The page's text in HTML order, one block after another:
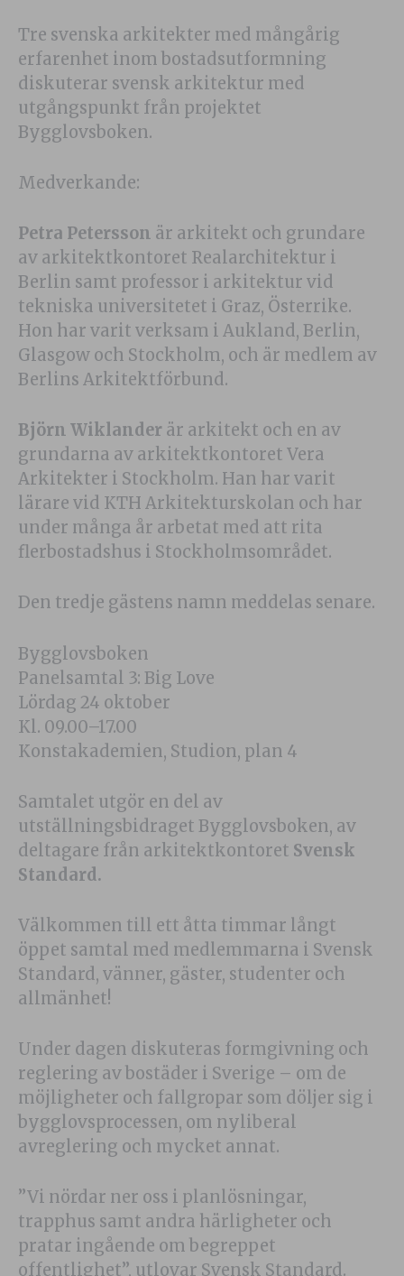
Tre svenska arkitekter med mångårig
erfarenhet inom bostadsutformning
diskuterar svensk arkitektur med
utgångspunkt från projektet
Bygglovsboken.
Medverkande:
Petra Petersson är arkitekt och grundare
av arkitektkontoret Realarchitektur i
Berlin samt professor i arkitektur vid
tekniska universitetet i Graz, Österrike.
Hon har varit verksam i Aukland, Berlin,
Glasgow och Stockholm, och är medlem av
Berlins Arkitektförbund.
Björn Wiklander är arkitekt och en av
grundarna av arkitektkontoret Vera
Arkitekter i Stockholm. Han har varit
lärare vid KTH Arkitekturskolan och har
under många år arbetat med att rita
flerbostadshus i Stockholmsområdet.
Den tredje gästens namn meddelas senare.
Bygglovsboken
Panelsamtal 3: Big Love
Lördag 24 oktober
Kl. 09.00–17.00
Konstakademien, Studion, plan 4
Samtalet utgör en del av
utställningsbidraget Bygglovsboken, av
deltagare från arkitektkontoret Svensk
Standard.
Välkommen till ett åtta timmar långt
öppet samtal med medlemmarna i Svensk
Standard, vänner, gäster, studenter och
allmänhet!
Under dagen diskuteras formgivning och
reglering av bostäder i Sverige – om de
möjligheter och fallgropar som döljer sig i
bygglovsprocessen, om nyliberal
avreglering och mycket annat.
”Vi nördar ner oss i planlösningar,
trapphus samt andra härligheter och
pratar ingående om begreppet
offentlighet”, utlovar Svensk Standard.